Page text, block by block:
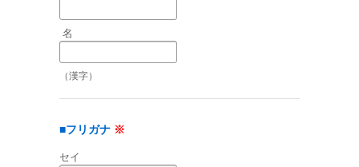
名
（漢字）
■フリガナ ※
セイ